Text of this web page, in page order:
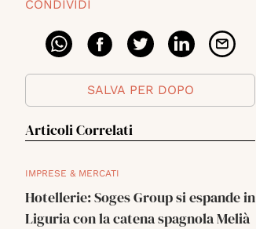
CONDIVIDI
SALVA PER DOPO
Articoli Correlati
IMPRESE & MERCATI
Hotellerie: Soges Group si espande in
Liguria con la catena spagnola Melià